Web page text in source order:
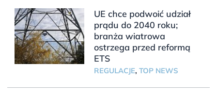
UE chce podwoić udział
prądu do 2040 roku;
branża wiatrowa
ostrzega przed reformą
ETS
REGULACJE, TOP NEWS